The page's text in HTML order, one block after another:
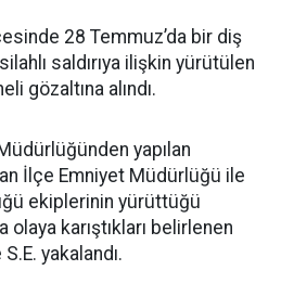
28 Temmuz’da bir diş
saldırıya ilişkin yürütülen
gözaltına alındı.
yapılan
İlçe Emniyet Müdürlüğü ile
ekiplerinin yürüttüğü
karıştıkları belirlenen
yakalandı.